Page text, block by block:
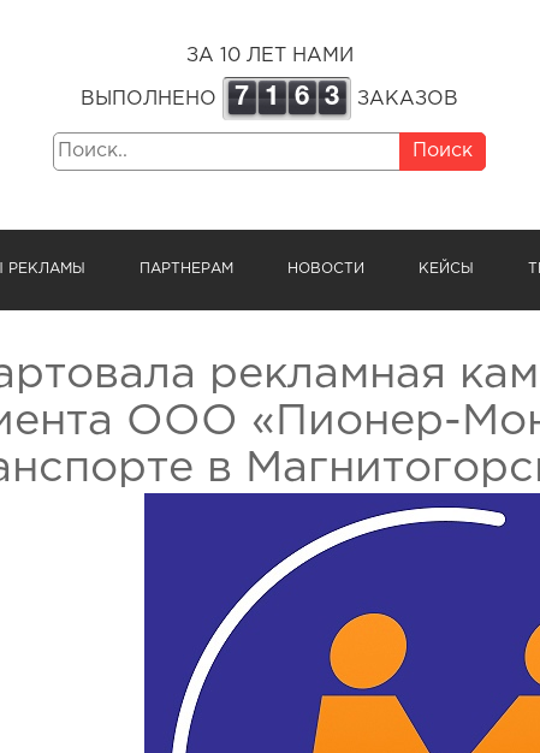
ЗА 10 ЛЕТ НАМИ
ВЫПОЛНЕНО 7 1 6 3 ЗАКАЗОВ
Поиск
РЕКЛАМЫ ПАРТНЕРАМ НОВОСТИ КЕЙСЫ
рекламная
ООО «Пионер-
в